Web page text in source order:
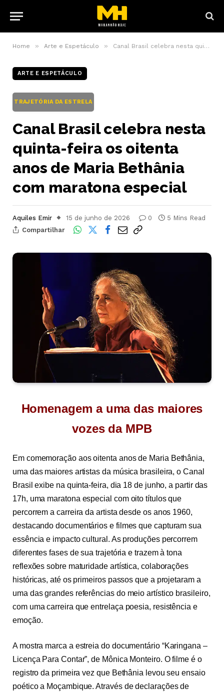
Home » Arte e Espetáculo » Canal Brasil celebra nesta quinta-feira os oitenta anos de Maria Bethânia com maratona especial
ARTE E ESPETÁCULO
TRAJETÓRIA DA ESTRELA
Canal Brasil celebra nesta
quinta-feira os oitenta
anos de Maria Bethânia
com maratona especial
Aquiles Emir 15 de junho de 2026 0
5 Mins Read
Compartilhar
Homenagem a uma das maiores
vozes da MPB
Em comemoração aos oitenta anos de Maria Bethânia,
uma das maiores artistas da música brasileira, o Canal
Brasil exibe na quinta-feira, dia 18 de junho, a partir das
17h, uma maratona especial com oito títulos que
percorrem a carreira da artista desde os anos 1960,
destacando documentários e filmes que capturam sua
essência e impacto cultural. As produções percorrem
diferentes fases de sua trajetória e trazem à tona
reflexões sobre maturidade artística, colaborações
históricas, até os primeiros passos que a projetaram a
uma das grandes referências do meio artístico brasileiro,
com uma carreira que entrelaça poesia, resistência e
emoção.
A mostra marca a estreia do documentário “Karingana –
Licença Para Contar”, de Mônica Monteiro. O filme é o
registro da primeira vez que Bethânia levou seu ensaio
poético a Moçambique. Através de declarações de